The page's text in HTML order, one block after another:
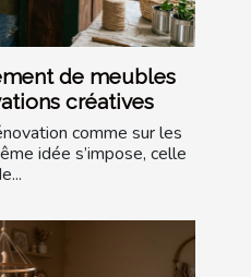
de meubles
créatives
comme sur les
idée s’impose, celle